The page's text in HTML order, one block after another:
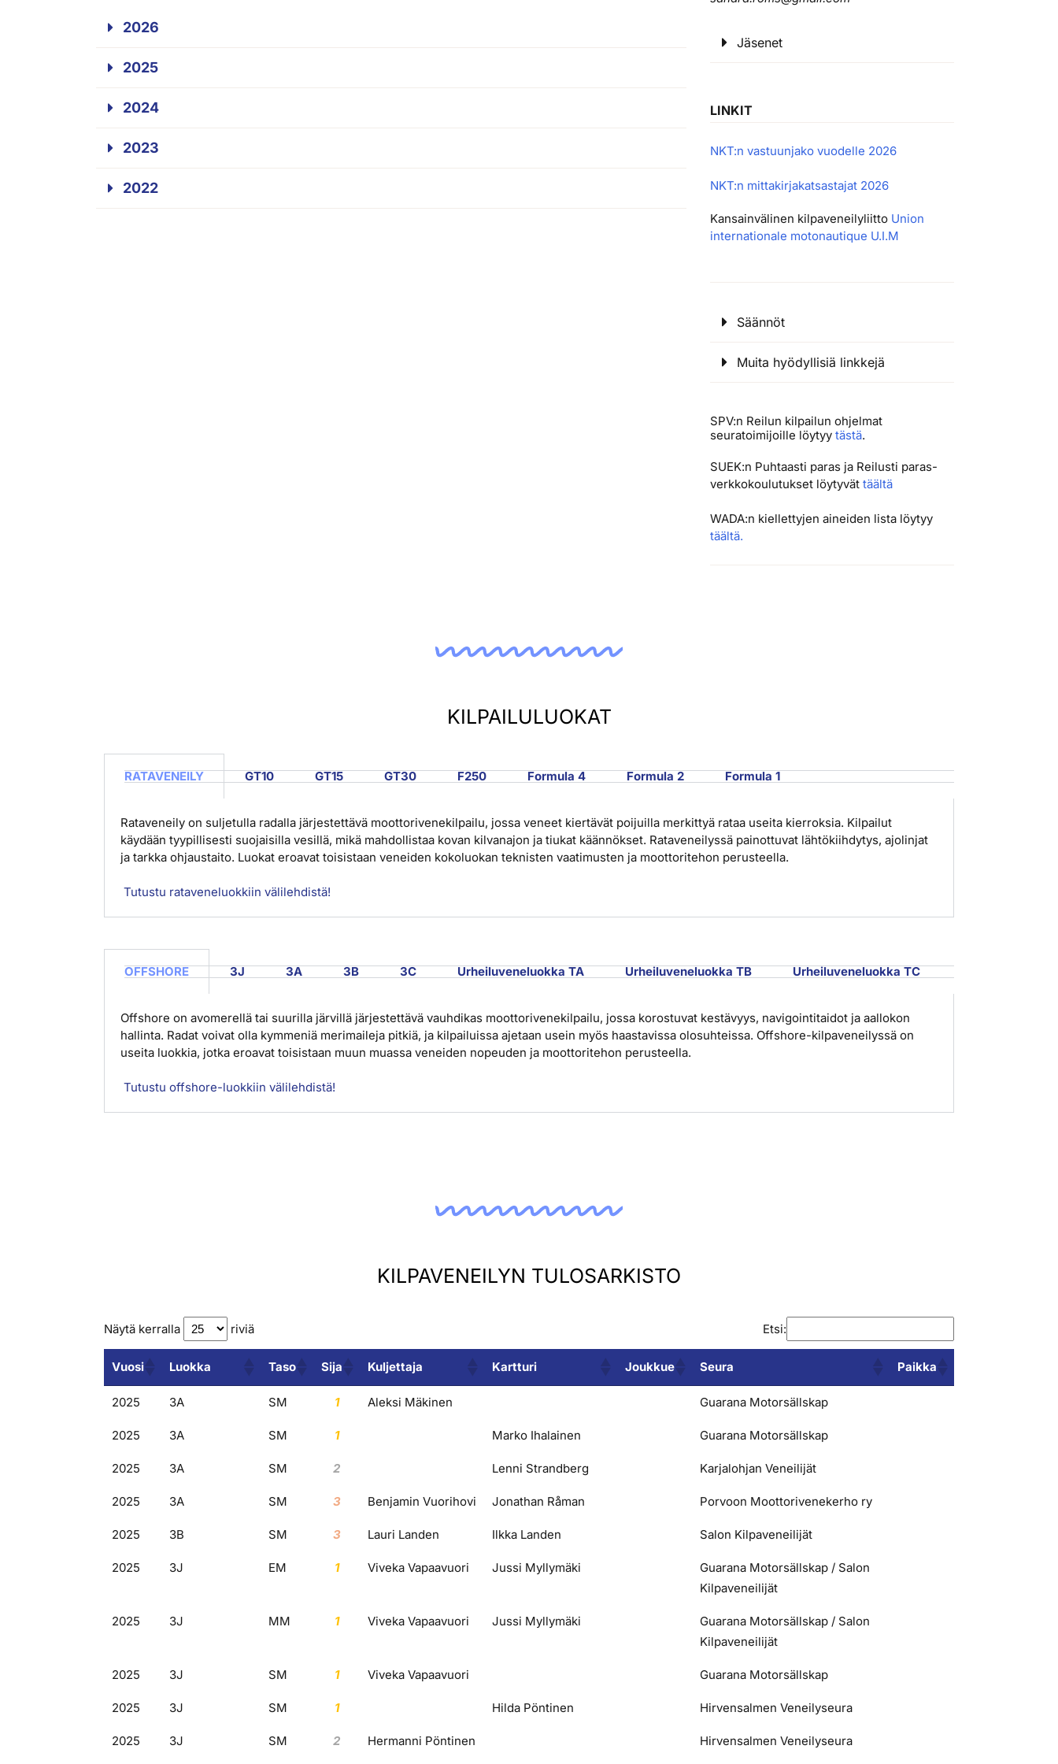
2026
2025
2024
2023
2022
Jäsenet
LINKIT
NKT:n vastuunjako vuodelle 2026
NKT:n mittakirjakatsastajat 2026
Kansainvälinen kilpaveneilyliitto Union
internationale motonautique U.I.M
Säännöt
Muita hyödyllisiä linkkejä
SPV:n Reilun kilpailun ohjelmat
seuratoimijoille löytyy tästä.
SUEK:n Puhtaasti paras ja Reilusti paras-
verkkokoulutukset löytyvät täältä
WADA:n kiellettyjen aineiden lista löytyy
täältä.
KILPAILULUOKAT
RATAVENEILY GT10 GT15 GT30 F250 Formula 4 Formula 2 Formula 1
Rataveneily on suljetulla radalla järjestettävä moottorivenekilpailu, jossa veneet kiertävät poijuilla merkittyä rataa useita kierroksia. Kilpailut
käydään tyypillisesti suojaisilla vesillä, mikä mahdollistaa kovan kilvanajon ja tiukat käännökset. Rataveneilyssä painottuvat lähtökiihdytys, ajolinjat
ja tarkka ohjaustaito. Luokat eroavat toisistaan veneiden kokoluokan teknisten vaatimusten ja moottoritehon perusteella.
Tutustu rataveneluokkiin välilehdistä!
OFFSHORE 3J 3A 3B 3C Urheiluveneluokka TA Urheiluveneluokka TB Urheiluveneluokka TC
Offshore on avomerellä tai suurilla järvillä järjestettävä vauhdikas moottorivenekilpailu, jossa korostuvat kestävyys, navigointitaidot ja aallokon
hallinta. Radat voivat olla kymmeniä merimaileja pitkiä, ja kilpailuissa ajetaan usein myös haastavissa olosuhteissa. Offshore-kilpaveneilyssä on
useita luokkia, jotka eroavat toisistaan muun muassa veneiden nopeuden ja moottoritehon perusteella.
Tutustu offshore-luokkiin välilehdistä!
KILPAVENEILYN TULOSARKISTO
Näytä kerralla riviä Etsi:
Vuosi Luokka Taso Sija Kuljettaja Kartturi Joukkue Seura
Paikka
Vuosi
Luokka Taso Sija Kuljettaja Seura
2025 3A SM 1 Aleksi Mäkinen Guarana Motorsällskap
2025 3A SM 1 Marko Ihalainen Guarana Motorsällskap
2025 3A SM 2 Lenni Strandberg Karjalohjan Veneilijät
2025 3A SM 3 Benjamin Vuorihovi Jonathan Råman Porvoon Moottorivenekerho ry
2025 3B SM 3 Lauri Landen Ilkka Landen Salon Kilpaveneilijät
2025 3J EM 1 Viveka Vapaavuori Jussi Myllymäki
Guarana Motorsällskap / Salon
Kilpaveneilijät
2025 3J MM 1 Viveka Vapaavuori Jussi Myllymäki
Guarana Motorsällskap / Salon
Kilpaveneilijät
2025 3J SM 1 Viveka Vapaavuori Guarana Motorsällskap
2025 3J SM 1 Hilda Pöntinen Hirvensalmen Veneilyseura
2025 3J SM 2 Hermanni Pöntinen Hirvensalmen Veneilyseura